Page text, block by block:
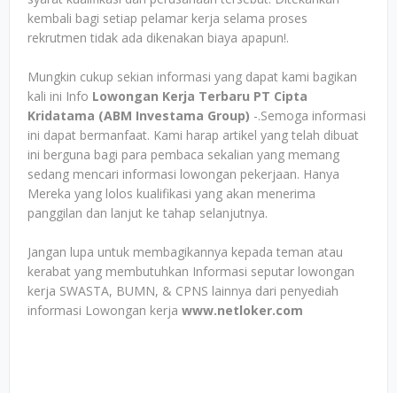
kembali bagi setiap pelamar kerja selama proses
rekrutmen tidak ada dikenakan biaya apapun!.
Mungkin cukup sekian informasi yang dapat kami bagikan
kali ini Info Lowongan Kerja Terbaru PT Cipta
Kridatama (ABM Investama Group) -.Semoga informasi
ini dapat bermanfaat. Kami harap artikel yang telah dibuat
ini berguna bagi para pembaca sekalian yang memang
sedang mencari informasi lowongan pekerjaan. Hanya
Mereka yang lolos kualifikasi yang akan menerima
panggilan dan lanjut ke tahap selanjutnya.
Jangan lupa untuk membagikannya kepada teman atau
kerabat yang membutuhkan Informasi seputar lowongan
kerja SWASTA, BUMN, & CPNS lainnya dari penyediah
informasi Lowongan kerja www.netloker.com